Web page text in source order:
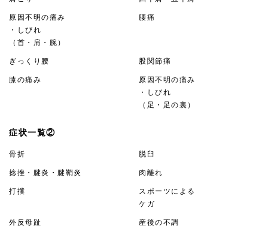
原因不明の痛み
・しびれ
（首・肩・腕）
腰痛
ぎっくり腰 股関節痛
膝の痛み
原因不明の痛み
・しびれ
（足・足の裏）
症状一覧②
骨折 脱臼
捻挫・腱炎・腱鞘炎 肉離れ
打撲
スポーツによる
ケガ
外反母趾 産後の不調